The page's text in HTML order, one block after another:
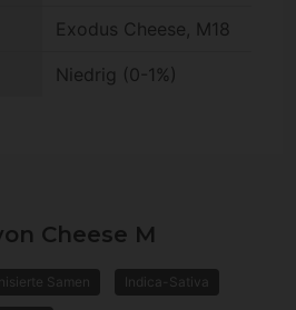
Exodus Cheese, M18
Niedrig (0-1%)
Cheese M
Samen Indica-Sativa